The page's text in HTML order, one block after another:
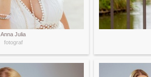
Anna Julia
fotograf